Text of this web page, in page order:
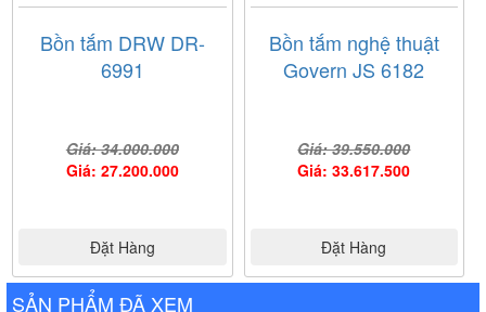
Bồn tắm DRW DR-
6991
Giá: 34.000.000
Giá: 27.200.000
Đặt Hàng
Bồn tắm nghệ thuật
Govern JS 6182
Giá: 39.550.000
Giá: 33.617.500
Đặt Hàng
SẢN PHẨM ĐÃ XEM